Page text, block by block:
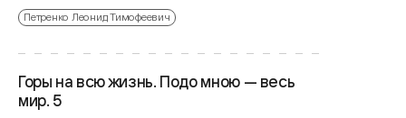
Петренко Леонид Тимофеевич
Горы на всю жизнь. Подо мною — весь
мир. 5